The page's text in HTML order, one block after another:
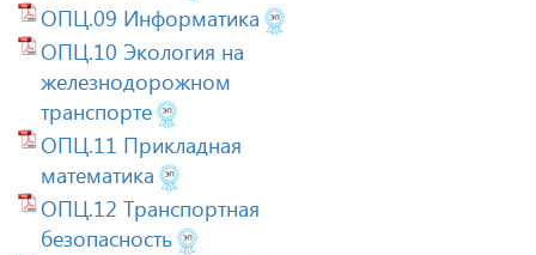
ОПЦ.09 Информатика
ОПЦ.10 Экология на
железнодорожном
транспорте
ОПЦ.11 Прикладная
математика
ОПЦ.12 Транспортная
безопасность